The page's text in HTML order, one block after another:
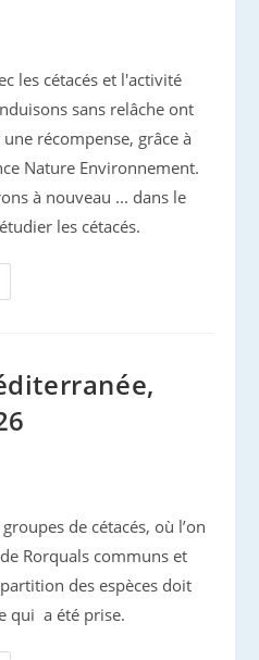
les cétacés et l'activité
sans relâche ont
récompense, grâce à
Nature Environnement.
à nouveau ... dans le
les cétacés.
de cétacés, où l’on
Rorquals communs et
des espèces doit
qui a été prise.